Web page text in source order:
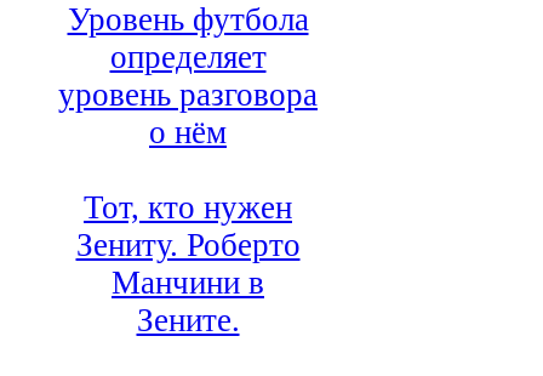
Уровень футбола
определяет
уровень разговора
о нём
Тот, кто нужен
Зениту. Роберто
Манчини в
Зените.